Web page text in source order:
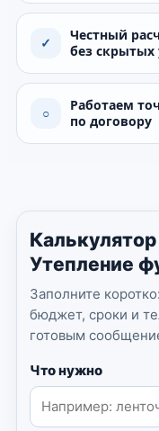
✓
Честный
без скрытых
○
Работаем
по договору
Утепление
Заполните
бюджет, сроки и
готовым
Что нужно